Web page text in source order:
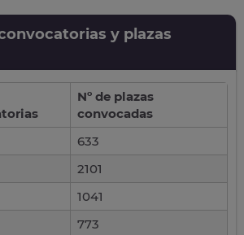
y plazas
Nº de plazas
convocadas
633
2101
1041
773